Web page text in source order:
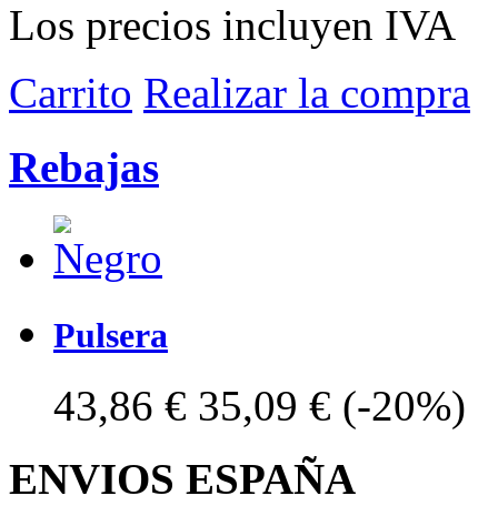
Los precios incluyen IVA
Carrito Realizar la compra
Rebajas
Pulsera
43,86 € 35,09 € (-20%)
ENVIOS ESPAÑA